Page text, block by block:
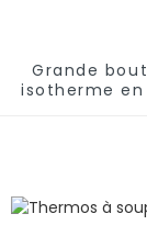
Grande
isotherme